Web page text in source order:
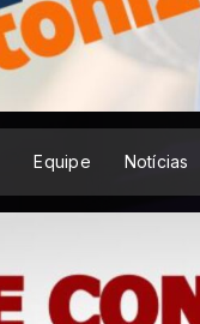
Equipe Notícias